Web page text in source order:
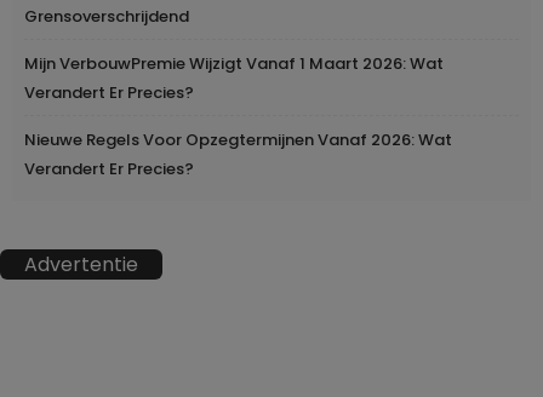
Grensoverschrijdend
Mijn VerbouwPremie Wijzigt Vanaf 1 Maart 2026: Wat
Verandert Er Precies?
Nieuwe Regels Voor Opzegtermijnen Vanaf 2026: Wat
Verandert Er Precies?
Advertentie